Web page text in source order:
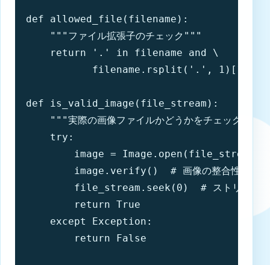
def allowed_file(filename):
    """ファイル拡張子のチェック"""
    return '.' in filename and \
filename.rsplit('.',
def is_valid_image(file_stream):
    """実際の画像ファイルかどうかをチェック"""
    try:
        image = Image.open(file_stream)
        image.verify()  # 画像の整合性を検証
file_stream.seek(0)  # ストリームを
        return True
    except Exception:
        return False